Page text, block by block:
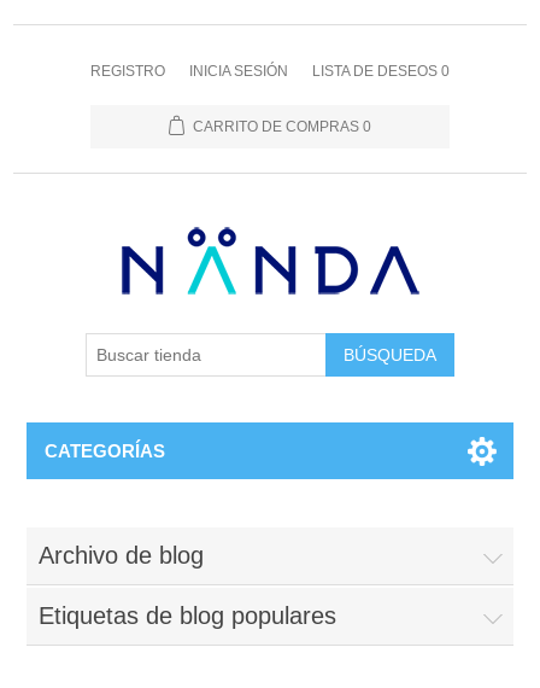
REGISTRO INICIA SESIÓN LISTA DE DESEOS 0
CARRITO DE COMPRAS 0
BÚSQUEDA
CATEGORÍAS
Archivo de blog
Etiquetas de blog populares